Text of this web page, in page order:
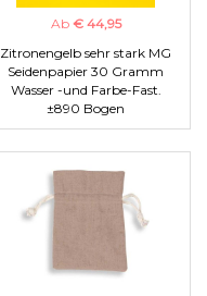
Ab € 44,95
Zitronengelb sehr stark MG
Seidenpapier 30 Gramm
Wasser -und Farbe-Fast.
±890 Bogen